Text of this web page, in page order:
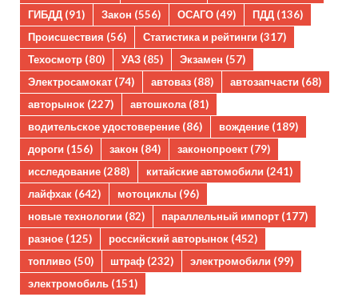
ГИБДД (91) Закон (556) ОСАГО (49) ПДД (136)
Происшествия (56) Статистика и рейтинги (317)
Техосмотр (80) УАЗ (85) Экзамен (57)
Электросамокат (74) автоваз (88) автозапчасти (68)
авторынок (227) автошкола(81)
водительское удостоверение (86) вождение (189)
дороги (156) закон (84) законопроект (79)
исследование (288) китайские автомобили (241)
лайфхак (642) мотоциклы (96)
новые технологии (82) параллельный импорт (177)
разное (125) российский авторынок (452)
топливо (50) штраф (232) электромобили (99)
электромобиль (151)